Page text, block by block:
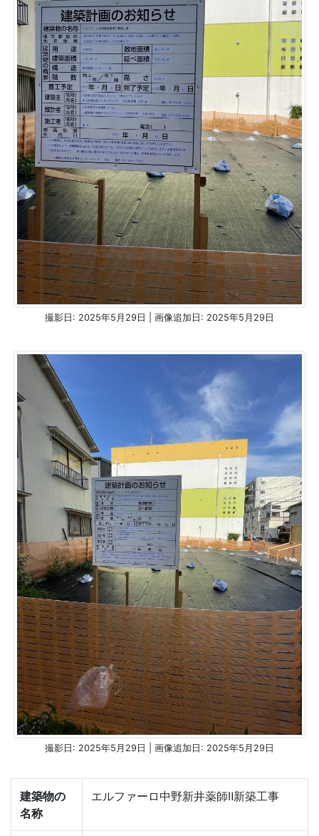
撮影日: 2025年5月29日 | 画像追加日: 2025年5月29日
撮影日: 2025年5月29日 | 画像追加日: 2025年5月29日
建築物の
名称
エルファーロ中野新井薬師Ⅱ新築工事